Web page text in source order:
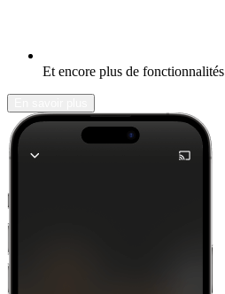
Et encore plus de fonctionnalités